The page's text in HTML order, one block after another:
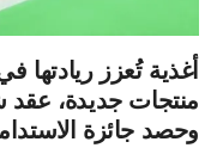
منتجات جديدة، عقد
وحصد جائزة